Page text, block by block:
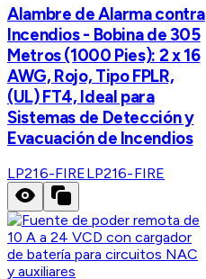
Alambre de Alarma contra
Incendios - Bobina de 305
Metros (1000 Pies): 2 x 16
AWG, Rojo, Tipo FPLR,
(UL) FT4, Ideal para
Sistemas de Detección y
Evacuación de Incendios
LP216-FIRELP216-FIRE